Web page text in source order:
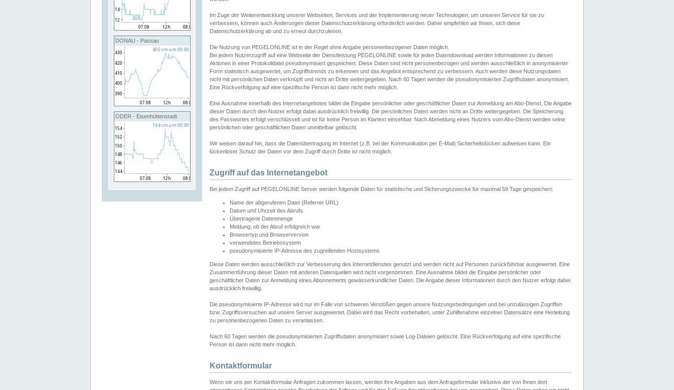
DONAU - Passau
ODER - Eisenhüttenstadt
Im Zuge der Weiterentwicklung unserer Webseiten, Services und der Implementierung neuer Technologien, um unseren Service für sie zu
verbessern, können auch Änderungen dieser Datenschutzerklärung erforderlich werden. Daher empfehlen wir Ihnen, sich diese
Datenschutzerklärung ab und zu erneut durchzulesen.
Die Nutzung von PEGELONLINE ist in der Regel ohne Angabe personenbezogener Daten möglich.
Bei jedem Nutzerzugriff auf eine Webseite der Dienstleistung PEGELONLINE sowie für jeden Datendownload werden Informationen zu diesen
Aktionen in einer Protokolldatei pseudonymisiert gespeichert. Diese Daten sind nicht personenbezogen und werden ausschließlich in anonymisierter
Form statistisch ausgewertet, um Zugriffstrends zu erkennen und das Angebot entsprechend zu verbessern. Auch werden diese Nutzungsdaten
nicht mit persönlichen Daten verknüpft und nicht an Dritte weitergegeben. Nach 60 Tagen werden die pseudonymisierten Zugriffsdaten anonymisiert.
Eine Rückverfolgung auf eine spezifische Person ist dann nicht mehr möglich.
Eine Ausnahme innerhalb des Internetangebotes bildet die Eingabe persönlicher oder geschäftlicher Daten zur Anmeldung am Abo-Dienst. Die Angabe
dieser Daten durch den Nutzer erfolgt dabei ausdrücklich freiwillig. Die persönlichen Daten werden nicht an Dritte weitergegeben. Die Speicherung
des Passwortes erfolgt verschlüsselt und ist für keine Person im Klartext einsehbar. Nach Abmeldung eines Nutzers vom Abo-Dienst werden seine
persönlichen oder geschäftlichen Daten unmittelbar gelöscht.
Wir weisen darauf hin, dass die Datenübertragung im Internet (z.B. bei der Kommunikation per E-Mail) Sicherheitslücken aufweisen kann. Ein
lückenloser Schutz der Daten vor dem Zugriff durch Dritte ist nicht möglich.
Zugriff auf das Internetangebot
Bei jedem Zugriff auf PEGELONLINE Server werden folgende Daten für statistische und Sicherungszwecke für maximal 59 Tage gespeichert:
Name der abgerufenen Datei (Referrer URL)
Datum und Uhrzeit des Abrufs
Übertragene Datenmenge
Meldung, ob der Abruf erfolgreich war
Browsertyp und Browserversion
verwendetes Betriebssystem
pseudonymisierte IP-Adresse des zugreifenden Hostsystems
Diese Daten werden ausschließlich zur Verbesserung des Internetdienstes genutzt und werden nicht auf Personen zurückführbar ausgewertet. Eine
Zusammenführung dieser Daten mit anderen Datenquellen wird nicht vorgenommen. Eine Ausnahme bildet die Eingabe persönlicher oder
geschäftlicher Daten zur Anmeldung eines Abonnements gewässerkundlicher Daten. Die Angabe dieser Informationen durch den Nutzer erfolgt dabei
ausdrücklich freiwillig.
Die pseudonymisierte IP-Adresse wird nur im Falle von schweren Verstößen gegen unsere Nutzungsbedingungen und bei unzulässigen Zugriffen
bzw. Zugriffsversuchen auf unsere Server ausgewertet. Dabei wird das Recht vorbehalten, unter Zuhilfenahme einzelner Datensätze eine Herleitung
zu personenbezogenen Daten zu veranlassen.
Nach 60 Tagen werden die pseudonymisierten Zugriffsdaten anonymisiert sowie Log-Dateien gelöscht. Eine Rückverfolgung auf eine spezifische
Person ist dann nicht mehr möglich.
Kontaktformular
Wenn sie uns per Kontaktformular Anfragen zukommen lassen, werden ihre Angaben aus dem Anfrageformular inklusive der von Ihnen dort